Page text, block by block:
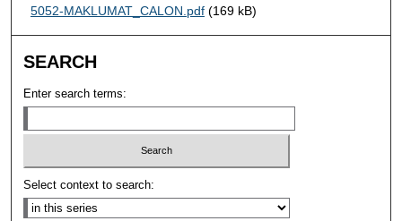
5052-MAKLUMAT_CALON.pdf(169 kB)
SEARCH
Enter search terms:
Select context to search: